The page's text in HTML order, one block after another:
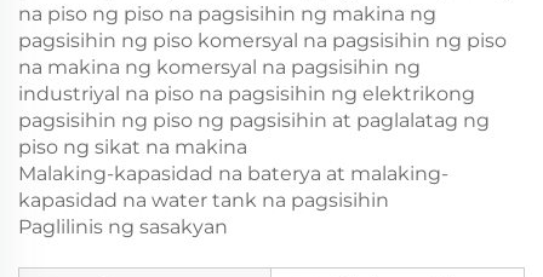
na piso ng piso na pagsisihin ng makina ng
pagsisihin ng piso komersyal na pagsisihin ng piso
na makina ng komersyal na pagsisihin ng
industriyal na piso na pagsisihin ng elektrikong
pagsisihin ng piso ng pagsisihin at paglalatag ng
piso ng sikat na makina
Malaking-kapasidad na baterya at malaking-
kapasidad na water tank na pagsisihin
Paglilinis ng sasakyan